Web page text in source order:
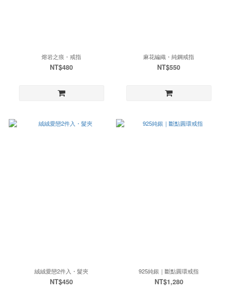
熔岩之痕・戒指
NT$480
麻花編織・純鋼戒指
NT$550
絨絨愛戀2件入・髮夾
NT$450
925純銀｜斷點圓環戒指
NT$1,280